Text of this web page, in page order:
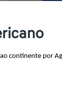
continente por